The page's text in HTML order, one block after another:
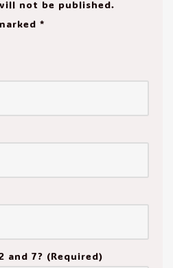
not be published.
*
7? (Required)